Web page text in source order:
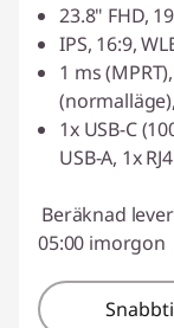
23.8" FHD,
IPS, 16:9,
1 ms
1x USB-C
USB-A, 1x
Beräknad
05:00 imorgon